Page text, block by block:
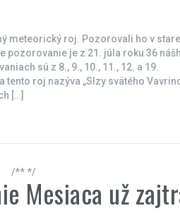
meteorický roj. Pozorovali ho v
pozorovanie je z 21. júla roku 36
sú z 8., 9., 10., 11., 12. a 19.
roj nazýva „Slzy svätého
[…]
/** */
Mesiaca už